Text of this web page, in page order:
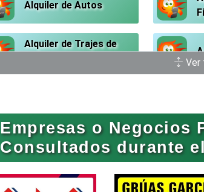
Alquiler de Autos
Alquiler de Trajes de
Animadores de Eventos
Artes Gráficas
Ver
Empresas o Negocios
Consultados durante